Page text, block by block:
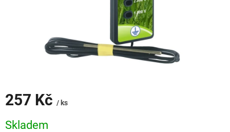
257 Kč / ks
cena:
Skladem